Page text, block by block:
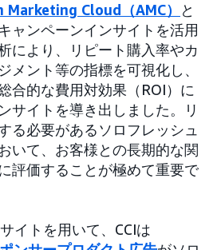
Marketing Cloud（AMC）
と
ャンペーンインサイトを活用
により、リピート購入率やカ
メント等の指標を可視化し、
合的な費用対効果（ROI）に
サイトを導き出しました。リ
る必要があるソロフレッシュ
いて、お客様との長期的な関
評価することが極めて重要で
イトを用いて、CCIは